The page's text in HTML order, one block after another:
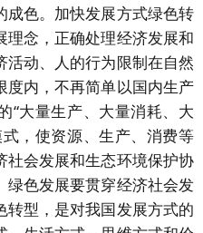
色。加快发展方式绿色转
念，正确处理经济发展和
动、人的行为限制在自然
度内，不再简单以国内生产
“大量生产、大量消耗、大
，使资源、生产、消费等
会发展和生态环境保护协
色发展要贯穿经济社会发
转型，是对我国发展方式的